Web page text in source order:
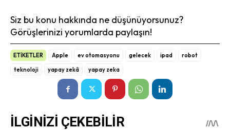
Siz bu konu hakkında ne düşünüyorsunuz?
Görüşlerinizi yorumlarda paylaşın!
ETİKETLER Apple ev otomasyonu gelecek ipad
robot
teknoloji
yapay zekâ yapay zeka